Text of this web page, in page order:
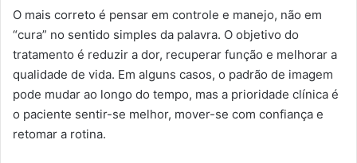
O mais correto é pensar em controle e manejo, não em
“cura” no sentido simples da palavra. O objetivo do
tratamento é reduzir a dor, recuperar função e melhorar a
qualidade de vida. Em alguns casos, o padrão de imagem
pode mudar ao longo do tempo, mas a prioridade clínica é
o paciente sentir-se melhor, mover-se com confiança e
retomar a rotina.